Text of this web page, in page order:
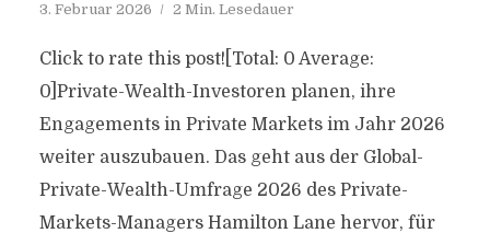
3. Februar 2026 2 Min. Lesedauer
Click to rate this post![Total: 0 Average:
0]Private-Wealth-Investoren planen, ihre
Engagements in Private Markets im Jahr 2026
weiter auszubauen. Das geht aus der Global-
Private-Wealth-Umfrage 2026 des Private-
Markets-Managers Hamilton Lane hervor, für